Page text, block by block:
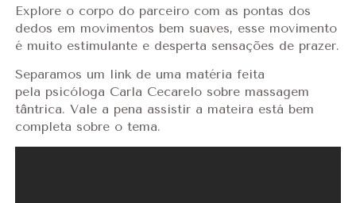
Explore o corpo do parceiro com as pontas dos
dedos em movimentos bem suaves, esse movimento
é muito estimulante e desperta sensações de prazer.
Separamos um link de uma matéria feita
pela psicóloga Carla Cecarelo sobre massagem
tântrica. Vale a pena assistir a mateira está bem
completa sobre o tema.